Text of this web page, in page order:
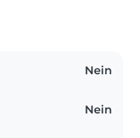
Nein
Nein